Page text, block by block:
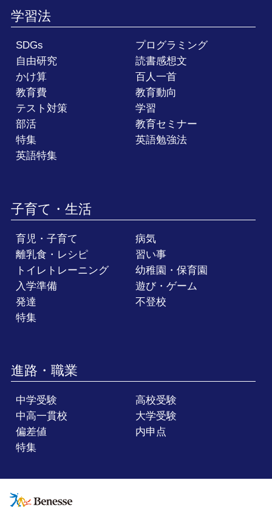
学習法
SDGs
プログラミング
自由研究
読書感想文
かけ算
百人一首
教育費
教育動向
テスト対策
学習
部活
教育セミナー
特集
英語勉強法
英語特集
子育て・生活
育児・子育て
病気
離乳食・レシピ
習い事
トイレトレーニング
幼稚園・保育園
入学準備
遊び・ゲーム
発達
不登校
特集
進路・職業
中学受験
高校受験
中高一貫校
大学受験
偏差値
内申点
特集